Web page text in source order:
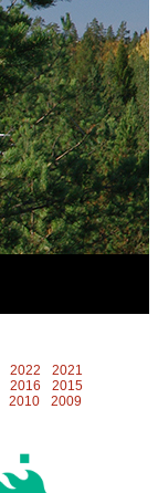
2022
2021
2016
2015
2010
2009